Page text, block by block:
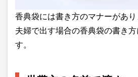
香典袋には書き方のマナーがあり
夫婦で出す場合の香典袋の書き
す。